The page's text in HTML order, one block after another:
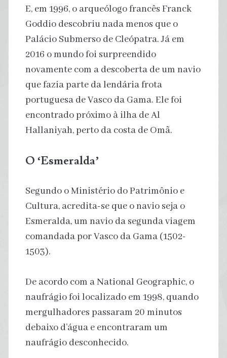
E, em 1996, o arqueólogo francês Franck
Goddio descobriu nada menos que o
Palácio Submerso de Cleópatra. Já em
2016 o mundo foi surpreendido
novamente com a descoberta de um navio
que fazia parte da lendária frota
portuguesa de Vasco da Gama. Ele foi
encontrado próximo à ilha de Al
Hallaniyah, perto da costa de Omã.
O ‘Esmeralda’
Segundo o Ministério do Patrimônio e
Cultura, acredita-se que o navio seja o
Esmeralda, um navio da segunda viagem
comandada por Vasco da Gama (1502-
1503).
De acordo com a National Geographic, o
naufrágio foi localizado em 1998, quando
mergulhadores passaram 20 minutos
debaixo d’água e encontraram um
naufrágio desconhecido.